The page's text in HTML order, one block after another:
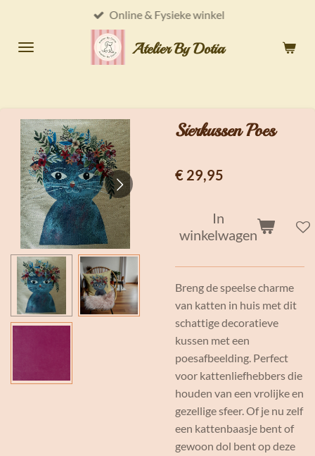
naar
Atelier By Dotia
Online & Fysieke winkel
Sierkussen Poes
€ 29,95
In
winkelwagen
Breng de speelse charme
van katten in huis met dit
schattige decoratieve
kussen met een
poesafbeelding. Perfect
voor kattenliefhebbers die
houden van een vrolijke en
gezellige sfeer. Of je nu zelf
een kattenbaasje bent of
gewoon dol bent op deze